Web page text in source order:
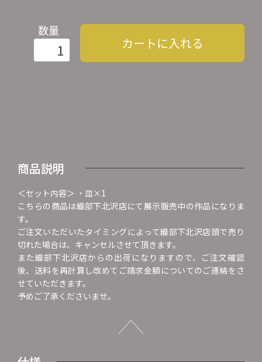
数量
カートに入れる
商品説明
＜セット内容＞ ・皿×1
こちらの商品は織部下北沢店にて展示販売中の作品になりま
す。
ご注文いただいたタイミングによって織部下北沢店頭で売り
切れた場合は、キャンセルさせて頂きます。
また織部下北沢店からの出荷になりますので、ご注文確認
後、送料を再計算し改めてご請求金額についてのご連絡をさ
せていただきます。
予めご了承くださいませ。